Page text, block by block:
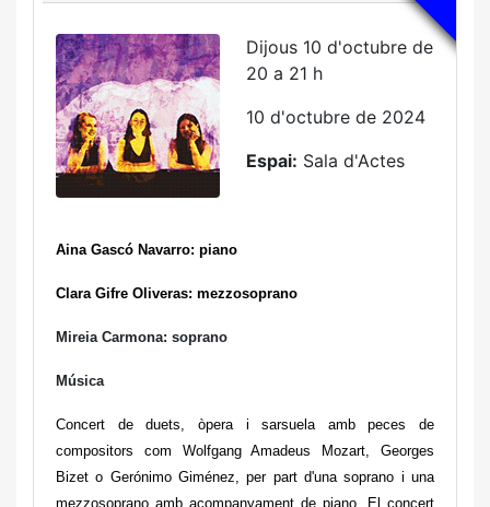
Dijous 10 d'octubre de
20 a 21 h
10 d'octubre de 2024
Espai: Sala d'Actes
Aina Gascó Navarro: piano
Clara Gifre Oliveras: mezzosoprano
Mireia Carmona: soprano
Música
Concert de duets, òpera i sarsuela amb peces de
compositors com Wolfgang Amadeus Mozart, Georges
Bizet o Gerónimo Giménez, per part d'una soprano i una
mezzosoprano amb acompanyament de piano. El concert